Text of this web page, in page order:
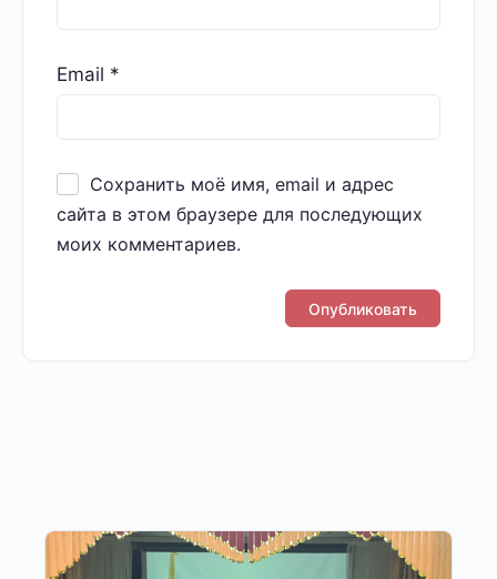
Email *
Сохранить моё имя, email и адрес
сайта в этом браузере для последующих
моих комментариев.
Другие публикации